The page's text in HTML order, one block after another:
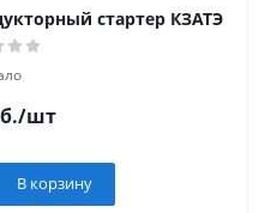
стартер КЗАТЭ
/шт
В корзину